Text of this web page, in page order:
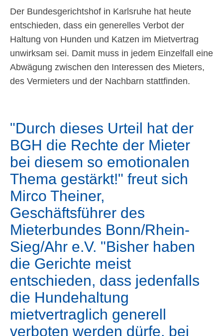
Der Bundesgerichtshof in Karlsruhe hat heute
entschieden, dass ein generelles Verbot der
Haltung von Hunden und Katzen im Mietvertrag
unwirksam sei. Damit muss in jedem Einzelfall eine
Abwägung zwischen den Interessen des Mieters,
des Vermieters und der Nachbarn stattfinden.
Durch dieses Urteil hat der
BGH die Rechte der Mieter
bei diesem so emotionalen
Thema gestärkt!
freut sich
Mirco Theiner,
Geschäftsführer des
Mieterbundes Bonn/Rhein-
Sieg/Ahr e.V.
Bisher haben
die Gerichte meist
entschieden, dass jedenfalls
die Hundehaltung
mietvertraglich generell
verboten werden dürfe, bei